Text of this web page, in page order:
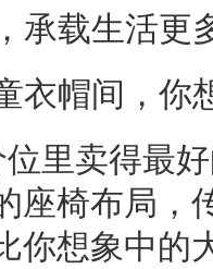
承载生活更
衣帽间，你
里卖得最
座椅布局，
你想象中的